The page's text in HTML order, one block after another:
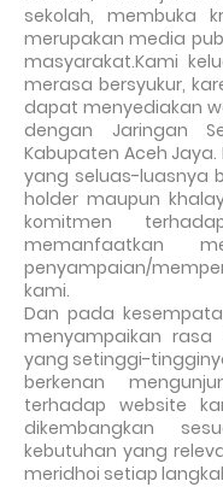
sekolah, membuka
merupakan media
masyarakat.Kami
merasa bersyukur,
dapat menyediakan
dengan Jaringan
Kabupaten Aceh
yang seluas-luasnya
holder maupun
komitmen
memanfaatkan
penyampaian/
kami.
Dan pada
menyampaikan
yang setinggi-
berkenan
terhadap website
dikembangkan
kebutuhan yang
meridhoi setiap